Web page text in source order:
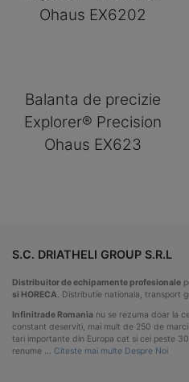
Ohaus EX6202
Balanta de precizie
Explorer® Precision
Ohaus EX623
S.C. DRIATHELI GROUP S.R.L
Distribuitor de echipamente profesionale
si HORECA. Distributie nationala, transport
Infinitrade Romania nu se rezuma doar la
constant deserviti, mai mult de 250 de
tari importante din Europa cat si cei peste
renume … Citeste mai multe Despre Noi